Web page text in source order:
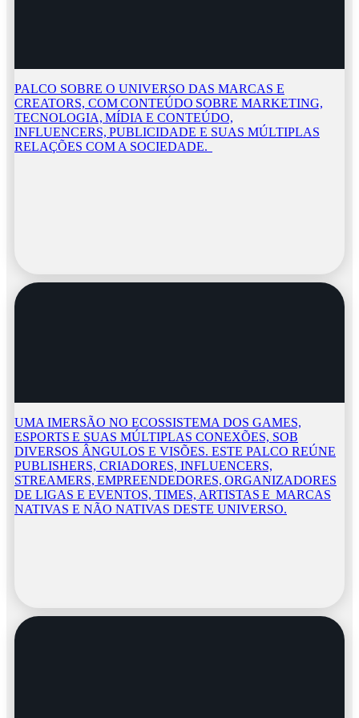
PALCO SOBRE O UNIVERSO DAS MARCAS E
CREATORS, COM CONTEÚDO SOBRE MARKETING,
TECNOLOGIA, MÍDIA E CONTEÚDO,
INFLUENCERS, PUBLICIDADE E SUAS MÚLTIPLAS
RELAÇÕES COM A SOCIEDADE.
UMA IMERSÃO NO ECOSSISTEMA DOS GAMES,
ESPORTS E SUAS MÚLTIPLAS CONEXÕES, SOB
DIVERSOS ÂNGULOS E VISÕES. ESTE PALCO REÚNE
PUBLISHERS, CRIADORES, INFLUENCERS,
STREAMERS, EMPREENDEDORES, ORGANIZADORES
DE LIGAS E EVENTOS, TIMES, ARTISTAS E MARCAS
NATIVAS E NÃO NATIVAS DESTE UNIVERSO.